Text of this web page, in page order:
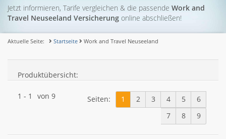
Jetzt informieren, Tarife vergleichen & die passende Work and
Travel Neuseeland Versicherung online abschließen!
Aktuelle Seite: Startseite Work and Travel Neuseeland
Produktübersicht:
1 - 1 von 9 Seiten: 1 2 3 4 5
6
7
8 9